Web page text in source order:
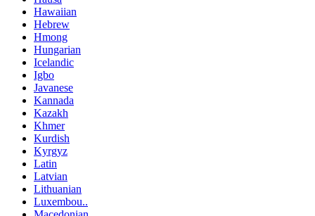
Hawaiian
Hebrew
Hmong
Hungarian
Icelandic
Igbo
Javanese
Kannada
Kazakh
Khmer
Kurdish
Kyrgyz
Latin
Latvian
Lithuanian
Luxembou..